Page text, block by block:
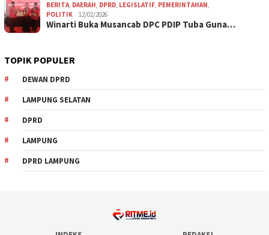
BERITA, DAERAH, DPRD, LEGISLATIF, PEMERINTAHAN,
POLITIK
12/02/2026
Winarti Buka Musancab DPC PDIP Tuba Guna…
TOPIK POPULER
DEWAN DPRD
LAMPUNG SELATAN
DPRD
LAMPUNG
DPRD LAMPUNG